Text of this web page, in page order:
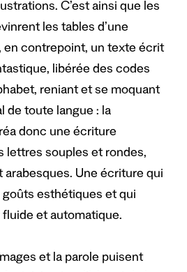
C’est ainsi que les
les tables d’une
en contrepoint, un texte écrit
libérée des codes
reniant et se moquant
de toute langue : la
donc une écriture
lettres souples et rondes,
Une écriture qui
esthétiques et qui
et automatique.
et la parole puisent